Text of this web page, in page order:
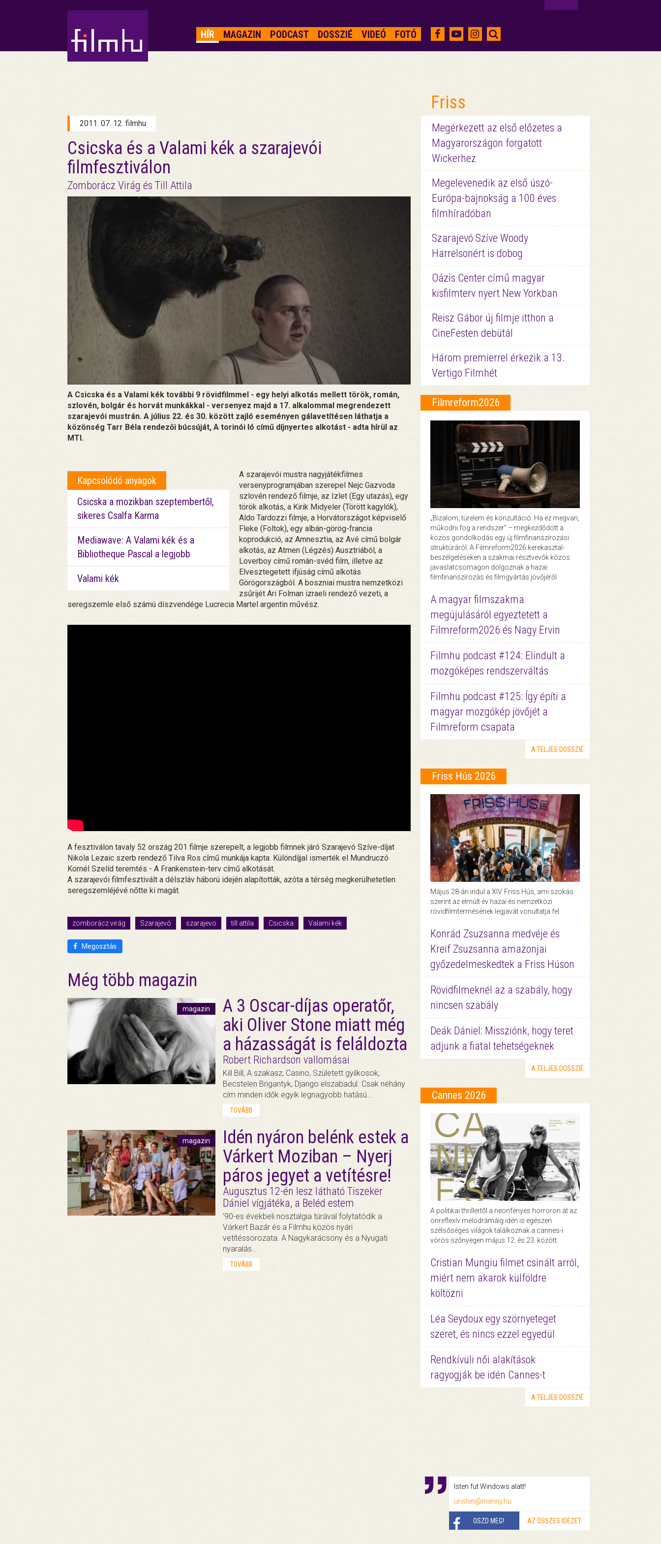
HÍR MAGAZIN PODCAST DOSSZIÉ VIDEÓ FOTÓ
2011. 07. 12. filmhu
Csicska és a Valami kék a szarajevói
filmfesztiválon
Zomborácz Virág és Till Attila
A Csicska és a Valami kék további 9 rövidfilmmel - egy helyi alkotás mellett török, román,
szlovén, bolgár és horvát munkákkal - versenyez majd a 17. alkalommal megrendezett
szarajevói mustrán. A július 22. és 30. között zajló eseményen gálavetítésen láthatja a
közönség Tarr Béla rendezői búcsúját, A torinói ló című díjnyertes alkotást - adta hírül az
MTI.
Kapcsolódó anyagok
Csicska a mozikban szeptembertől,
sikeres Csalfa Karma
Mediawave: A Valami kék és a
Bibliotheque Pascal a legjobb
Valami kék
A szarajevói mustra nagyjátékfilmes
versenyprogramjában szerepel Nejc Gazvoda
szlovén rendező filmje, az Izlet (Egy utazás), egy
török alkotás, a Kirik Midyeler (Törött kagylók),
Aldo Tardozzi filmje, a Horvátországot képviselő
Fleke (Foltok), egy albán-görög-francia
koprodukció, az Amnesztia, az Avé című bolgár
alkotás, az Atmen (Légzés) Ausztriából, a
Loverboy című román-svéd film, illetve az
Elvesztegetett ifjúság című alkotás
Görögországból. A boszniai mustra nemzetközi
zsűrijét Ari Folman izraeli rendező vezeti, a
seregszemle első számú díszvendége Lucrecia Martel argentin művész.
A fesztiválon tavaly 52 ország 201 filmje szerepelt, a legjobb filmnek járó Szarajevó Szíve-díjat
Nikola Lezaic szerb rendező Tilva Ros című munkája kapta. Különdíjjal ismerték el Mundruczó
Kornél Szelíd teremtés - A Frankenstein-terv című alkotását.
A szarajevói filmfesztivált a délszláv háború idején alapították, azóta a térség megkerülhetetlen
seregszemléjévé nőtte ki magát.
zomborácz virág Szarajevó szarajevo till attila Csicska Valami kék
Megosztás
Még több magazin
magazin
A 3 Oscar-díjas operatőr,
aki Oliver Stone miatt még
a házasságát is feláldozta
Robert Richardson vallomásai
Kill Bill, A szakasz, Casino, Született gyilkosok,
Becstelen Brigantyk, Django elszabadul. Csak néhány
cím minden idők egyik legnagyobb hatású…
TOVÁBB
magazin
Idén nyáron belénk estek a
Várkert Moziban – Nyerj
páros jegyet a vetítésre!
Augusztus 12-én lesz látható Tiszeker
Dániel vígjátéka, a Beléd estem
’90-es évekbeli nosztalgia túrával folytatódik a
Várkert Bazár és a Filmhu közös nyári
vetítéssorozata. A Nagykarácsony és a Nyugati
nyaralás…
TOVÁBB
Friss
Megérkezett az első előzetes a
Magyarországon forgatott
Wickerhez
Megelevenedik az első úszó-
Európa-bajnokság a 100 éves
filmhíradóban
Szarajevó Szíve Woody
Harrelsonért is dobog
Oázis Center című magyar
kisfilmterv nyert New Yorkban
Reisz Gábor új filmje itthon a
CineFesten debütál
Három premierrel érkezik a 13.
Vertigo Filmhét
Filmreform2026
„Bizalom, türelem és konzultáció. Ha ez megvan,
működni fog a rendszer” – megkezdődött a
közös gondolkodás egy új filmfinanszírozási
struktúráról. A Filmreform2026 kerekasztal-
beszélgetéseken a szakmai résztvevők közös
javaslatcsomagon dolgoznak a hazai
filmfinanszírozás és filmgyártás jövőjéről.
A magyar filmszakma
megújulásáról egyeztetett a
Filmreform2026 és Nagy Ervin
Filmhu podcast #124: Elindult a
mozgóképes rendszerváltás
Filmhu podcast #125: Így építi a
magyar mozgókép jövőjét a
Filmreform csapata
A TELJES DOSSZIÉ
Friss Hús 2026
Május 28-án indul a XIV. Friss Hús, ami szokás
szerint az elmúlt év hazai és nemzetközi
rövidfilmtermésének legjavát vonultatja fel.
Konrád Zsuzsanna medvéje és
Kreif Zsuzsanna amazonjai
győzedelmeskedtek a Friss Húson
Rövidfilmeknél az a szabály, hogy
nincsen szabály
Deák Dániel: Missziónk, hogy teret
adjunk a fiatal tehetségeknek
A TELJES DOSSZIÉ
Cannes 2026
A politikai thrillertől a neonfényes horroron át az
önreflexív melodrámáig idén is egészen
szélsőséges világok találkoznak a cannes-i
vörös szőnyegen május 12. és 23. között.
Cristian Mungiu filmet csinált arról,
miért nem akarok külföldre
költözni
Léa Seydoux egy szörnyeteget
szeret, és nincs ezzel egyedül
Rendkívüli női alakítások
ragyogják be idén Cannes-t
A TELJES DOSSZIÉ
Isten fut Windows alatt!
uristen@menny.hu
OSZD MEG! AZ ÖSSZES IDÉZET